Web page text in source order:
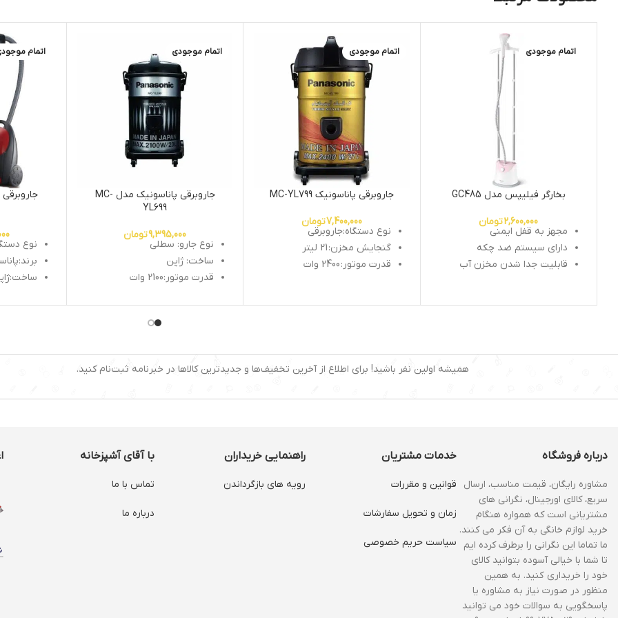
اتمام موجودی
بخارگر فیلیپس مدل GC485
2,600,000تومان
مجهز به قفل ایمنی
دارای سیستم ضد چکه
قابلیت جدا شدن مخزن آب
استفاده
اتمام موجودی
جاروبرقی پاناسونیک MC-YL799
7,400,000تومان
نوع دستگاه:جاروبرقی
گنجایش مخزن:21 لیتر
قدرت موتور:2400 وات
اتمام موجودی
جاروبرقی پاناسونیک مدل MC-
YL699
9,395,000تومان
نوع جارو: سطلی
ساخت: ژاپن
قدرت موتور:2100 وات
86 دسی بل
اتمام
نوع
همیشه اولین نفر باشید! برای اطلاع از آخرین تخفیف‌ها و جدیدترین کالاها در خبرنامه ثبت‌نام کنید.
درباره فروشگاه
مشاوره رایگان، قیمت مناسب، ارسال
سریع، کالای اورجینال، نگرانی های
مشتریانی است که همواره هنگام
خرید لوازم خانگی به آن فکر می کنند.
ما تماما این نگرانی را برطرف کرده ایم
تا شما با خیالی آسوده بتوانید کالای
خود را خریداری کنید. به همین
منظور در صورت نیاز به مشاوره یا
پاسخگویی به سوالات خود می توانید
خدمات مشتریان
قوانین و مقررات
زمان و‌ تحویل سفارشات
سیاست حریم خصوصی
راهنمایی خریداران
رویه های بازگرداندن
با آقای آشپزخانه
تماس با ما
درباره ما